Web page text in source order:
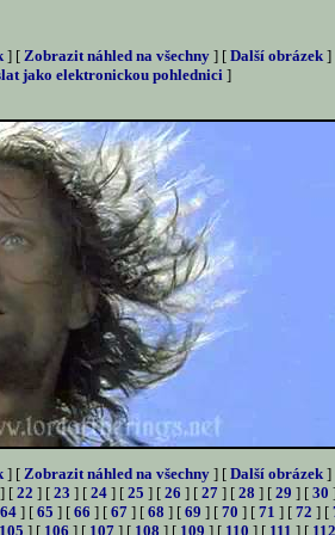
] [ Zobrazit náhled na všechny ] [ Další obrázek ]
jako elektronickou pohlednici]
] [ Zobrazit náhled na všechny ] [ Další obrázek ]
] [ 22 ] [ 23 ] [ 24 ] [ 25 ] [ 26 ] [ 27 ] [ 28 ] [ 29 ] [ 30
64] [ 65 ] [ 66 ] [ 67] [ 68 ] [ 69 ] [ 70 ] [ 71 ] [ 72 ] [
105 ] [ 106 ] [ 107 ] [ 108 ] [ 109 ] [ 110 ] [ 111 ] [ 112